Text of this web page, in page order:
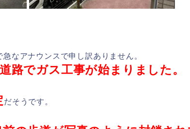
なアナウンスで申し訳ありません。
路でガス工事が始まりました。
だそうです。